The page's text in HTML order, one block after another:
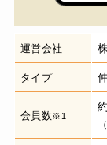
運営会社
タイプ
会員数※1